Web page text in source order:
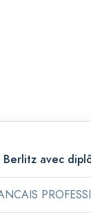
Berlitz avec